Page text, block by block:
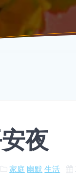
夜
家庭 幽默 生活